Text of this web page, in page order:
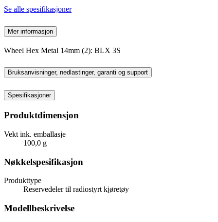
Se alle spesifikasjoner
Mer informasjon
Wheel Hex Metal 14mm (2): BLX 3S
Bruksanvisninger, nedlastinger, garanti og support
Spesifikasjoner
Produktdimensjon
Vekt ink. emballasje
100,0 g
Nøkkelspesifikasjon
Produkttype
Reservedeler til radiostyrt kjøretøy
Modellbeskrivelse